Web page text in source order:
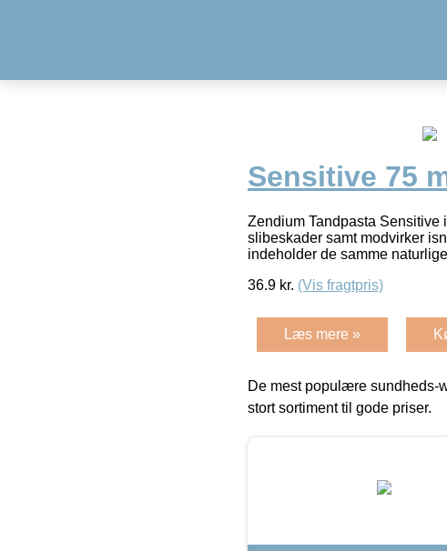
Sensitive 75
Zendium Tandpasta Sensitive
slibeskader samt modvirker
indeholder de samme
36.9 kr. (Vis fragtpris)
Læs mere »
De mest populære sundheds-
stort sortiment til gode priser.